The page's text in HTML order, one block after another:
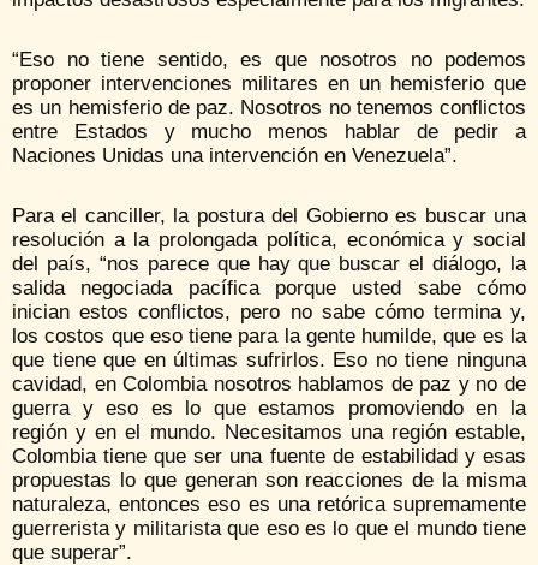
“Eso no tiene sentido, es que nosotros no podemos
proponer intervenciones militares en un hemisferio que
es un hemisferio de paz. Nosotros no tenemos conflictos
entre Estados y mucho menos hablar de pedir a
Naciones Unidas una intervención en Venezuela”.
Para el canciller, la postura del Gobierno es buscar una
resolución a la prolongada política, económica y social
del país, “nos parece que hay que buscar el diálogo, la
salida negociada pacífica porque usted sabe cómo
inician estos conflictos, pero no sabe cómo termina y,
los costos que eso tiene para la gente humilde, que es la
que tiene que en últimas sufrirlos. Eso no tiene ninguna
cavidad, en Colombia nosotros hablamos de paz y no de
guerra y eso es lo que estamos promoviendo en la
región y en el mundo. Necesitamos una región estable,
Colombia tiene que ser una fuente de estabilidad y esas
propuestas lo que generan son reacciones de la misma
naturaleza, entonces eso es una retórica supremamente
guerrerista y militarista que eso es lo que el mundo tiene
que superar”.